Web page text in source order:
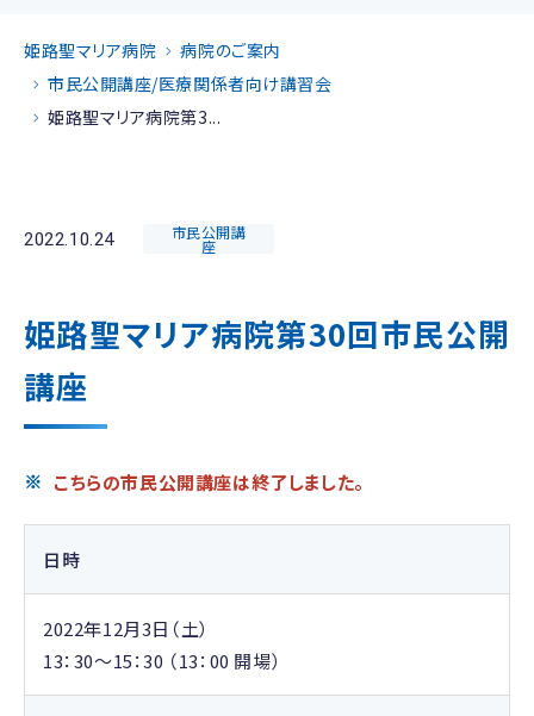
姫路聖マリア病院
病院のご案内
市民公開講座/医療関係者向け講習会
姫路聖マリア病院第3...
2022.10.24 市民公開講
座
姫路聖マリア病院第30回市民公開
講座
こちらの市民公開講座は終了しました。
日時
2022年12月3日（土）
13：30～15：30 （13：00 開場）